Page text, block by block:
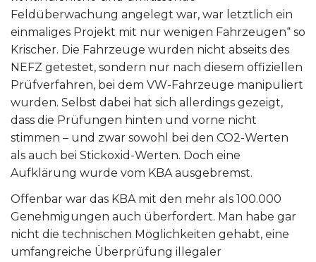
Feldüberwachung angelegt war, war letztlich ein
einmaliges Projekt mit nur wenigen Fahrzeugen“ so
Krischer. Die Fahrzeuge wurden nicht abseits des
NEFZ getestet, sondern nur nach diesem offiziellen
Prüfverfahren, bei dem VW-Fahrzeuge manipuliert
wurden. Selbst dabei hat sich allerdings gezeigt,
dass die Prüfungen hinten und vorne nicht
stimmen – und zwar sowohl bei den CO2-Werten
als auch bei Stickoxid-Werten. Doch eine
Aufklärung wurde vom KBA ausgebremst.
Offenbar war das KBA mit den mehr als 100.000
Genehmigungen auch überfordert. Man habe gar
nicht die technischen Möglichkeiten gehabt, eine
umfangreiche Überprüfung illegaler